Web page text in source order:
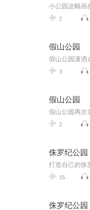
2
假山公园
3
假山公园
2
侏罗纪公园
打造自己的侏
15
侏罗纪公园